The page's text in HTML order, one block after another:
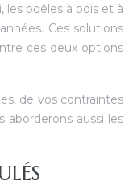
poêles à bois et à
Ces solutions
ces deux options
de vos contraintes
aussi les